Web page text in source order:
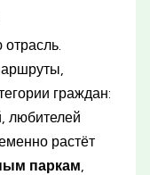
граждан:
любителей
растёт
паркам,